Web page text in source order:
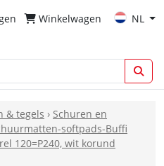
Winkelwagen NL
& tegels › Schuren en
softpads-Buffi
120=P240, wit korund